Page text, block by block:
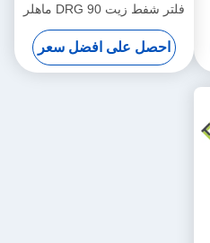
فلتر شفط زيت DRG 90 ماهلر
الأصلي 1010600452
احصل على افضل سعر